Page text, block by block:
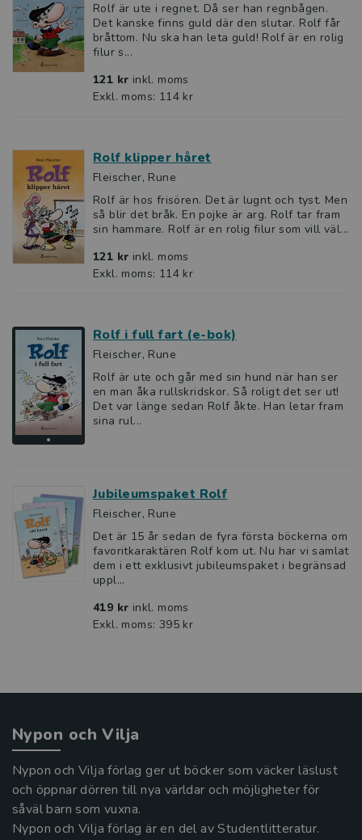
Rolf är ute i regnet. Då ser han regnbågen.
Det kanske finns guld där den slutar. Rolf får
bråttom. Nu ska han leta guld! Rolf är en rolig
filur s...
121 kr inkl. moms
Exkl. moms: 114 kr
Rolf klipper håret
Fleischer, Rune
Rolf är hos frisören. Det är lugnt och tyst. Men
så blir det bråk. En pojke är arg. Rolf tar fram
sin hammare. Rolf är en rolig filur som vill väl...
121 kr inkl. moms
Exkl. moms: 114 kr
Rolf i full fart (e-bok)
Fleischer, Rune
Rolf är ute och går med sin hund när han ser
en man åka rullskridskor. Så roligt det ser ut!
Det var länge sedan Rolf åkte. Han letar fram
sina rul...
Jubileumspaket Rolf
Fleischer, Rune
Det är 15 år sedan de fyra första böckerna om
favoritkaraktären Rolf kom ut. Nu har vi samlat
dem i ett exklusivt jubileumspaket i begränsad
uppl...
419 kr inkl. moms
Exkl. moms: 395 kr
Nypon och Vilja
Nypon och Vilja förlag ger ut böcker som väcker läslust
och öppnar dörren till nya världar och möjligheter för
såväl barn som vuxna.
Nypon och Vilja förlag är en del av Studentlitteratur.